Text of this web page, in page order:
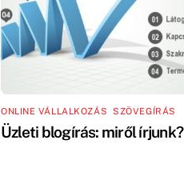
ONLINE VÁLLALKOZÁS ,SZÖVEGÍRÁS
Üzleti blogírás: miről írjunk?